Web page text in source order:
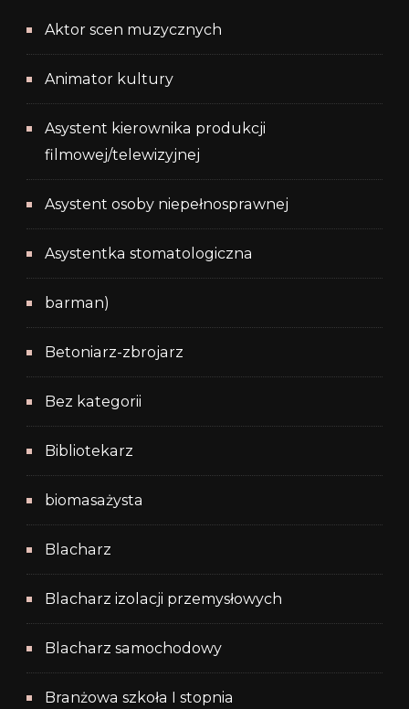
Aktor scen muzycznych
Animator kultury
Asystent kierownika produkcji
filmowej/telewizyjnej
Asystent osoby niepełnosprawnej
Asystentka stomatologiczna
barman)
Betoniarz-zbrojarz
Bez kategorii
Bibliotekarz
biomasażysta
Blacharz
Blacharz izolacji przemysłowych
Blacharz samochodowy
Branżowa szkoła I stopnia